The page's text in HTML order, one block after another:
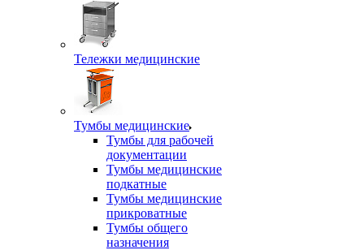
Тележки медицинские
Тумбы медицинские
Тумбы для рабочей
документации
Тумбы медицинские
подкатные
Тумбы медицинские
прикроватные
Тумбы общего
назначения